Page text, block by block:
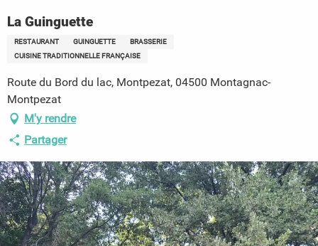
La Guinguette
RESTAURANT GUINGUETTE
BRASSERIE
CUISINE TRADITIONNELLE FRANÇAISE
Route du Bord du lac, Montpezat, 04500 Montagnac-
Montpezat
M'y rendre
Partager